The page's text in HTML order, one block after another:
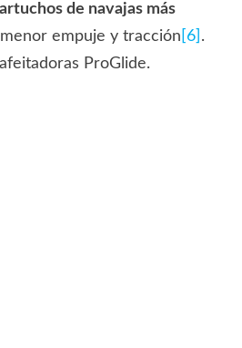
de navajas más
empuje y tracción [6] .
ProGlide.